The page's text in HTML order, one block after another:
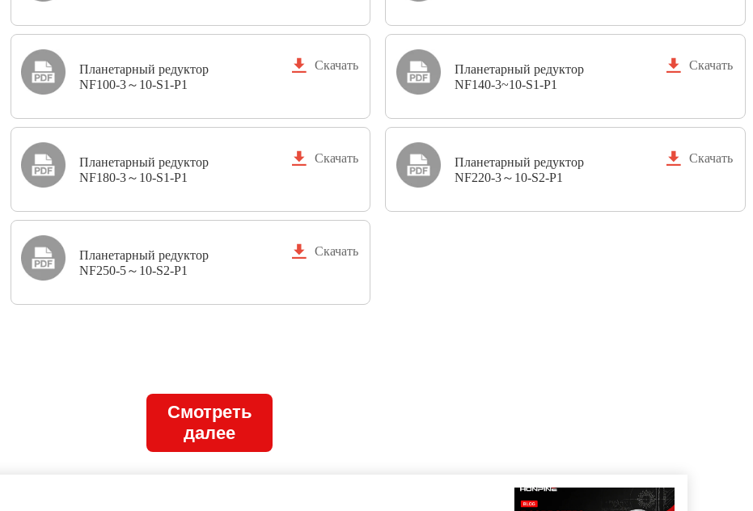
Планетарный редуктор
NF100-3～10-S1-P1
 Скачать
Планетарный редуктор
NF140-3~10-S1-P1
 Скачать
Планетарный редуктор
NF180-3～10-S1-P1
 Скачать
Планетарный редуктор
NF220-3～10-S2-P1
 Скачать
Планетарный редуктор
NF250-5～10-S2-P1
 Скачать
Смотреть
далее